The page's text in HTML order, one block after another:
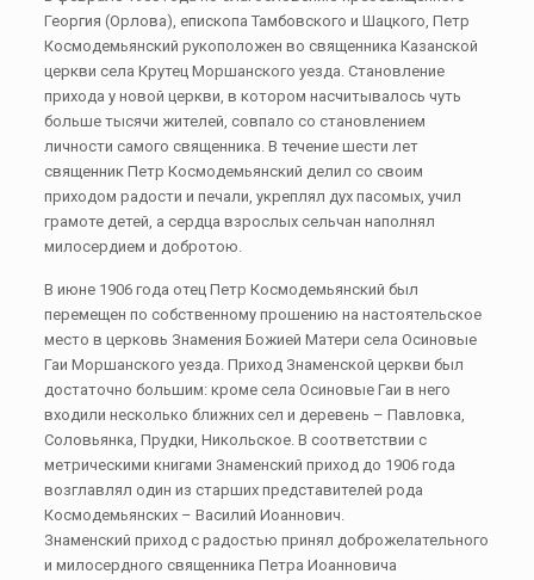
Георгия (Орлова), епископа Тамбовского и Шацкого, Петр
Космодемьянский рукоположен во священника Казанской
церкви села Крутец Моршанского уезда. Становление
прихода у новой церкви, в котором насчитывалось чуть
больше тысячи жителей, совпало со становлением
личности самого священника. В течение шести лет
священник Петр Космодемьянский делил со своим
приходом радости и печали, укреплял дух пасомых, учил
грамоте детей, а сердца взрослых сельчан наполнял
милосердием и добротою.
В июне 1906 года отец Петр Космодемьянский был
перемещен по собственному прошению на настоятельское
место в церковь Знамения Божией Матери села Осиновые
Гаи Моршанского уезда. Приход Знаменской церкви был
достаточно большим: кроме села Осиновые Гаи в него
входили несколько ближних сел и деревень – Павловка,
Соловьянка, Прудки, Никольское. В соответствии с
метрическими книгами Знаменский приход до 1906 года
возглавлял один из старших представителей рода
Космодемьянских – Василий Иоаннович.
Знаменский приход с радостью принял доброжелательного
и милосердного священника Петра Иоанновича